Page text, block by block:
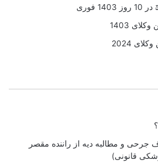
1403
2024
جرحی و مطالبه دیه از راننده مقصر